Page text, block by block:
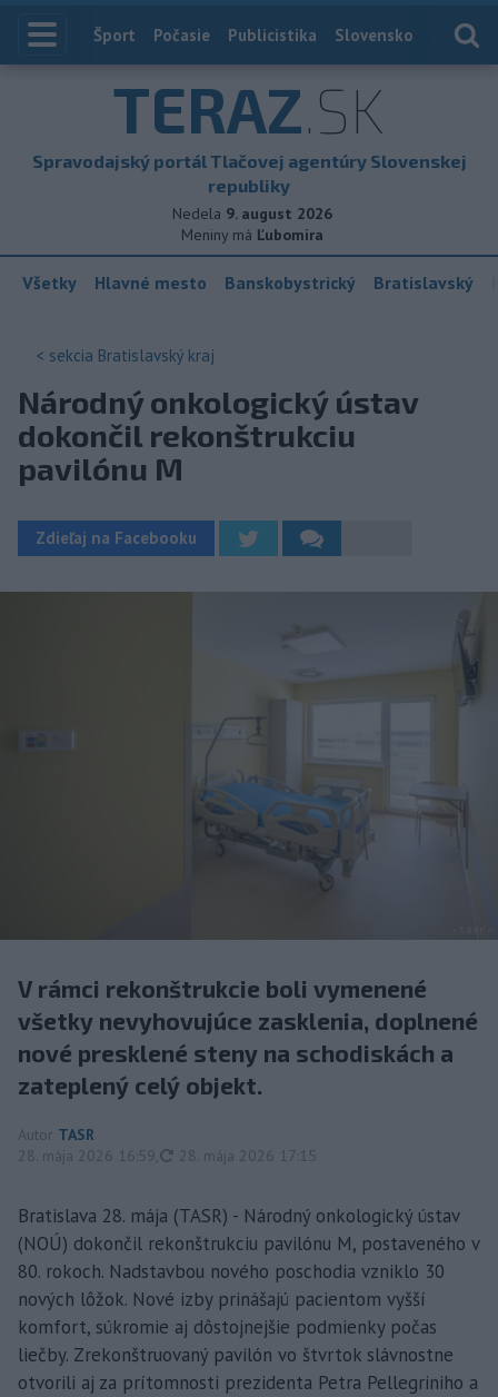
Index
Šport Počasie Publicistika Slovensko
TERAZ.SK
Spravodajský portál Tlačovej agentúry Slovenskej
republiky
Nedela 9. august 2026
Meniny má Ľubomíra
Všetky Hlavné mesto Banskobystrický Bratislavský
< sekcia Bratislavský kraj
Národný onkologický ústav
dokončil rekonštrukciu
pavilónu M
Zdieľaj na Facebooku
V rámci rekonštrukcie boli vymenené
všetky nevyhovujúce zasklenia, doplnené
nové presklené steny na schodiskách a
zateplený celý objekt.
Autor TASR
28. mája 2026 16:59
aktualizované
28. mája 2026 17:15
Bratislava 28. mája (TASR) - Národný onkologický ústav
(NOÚ) dokončil rekonštrukciu pavilónu M, postaveného v
80. rokoch. Nadstavbou nového poschodia vzniklo 30
nových lôžok. Nové izby prinášajú pacientom vyšší
komfort, súkromie aj dôstojnejšie podmienky počas
liečby. Zrekonštruovaný pavilón vo štvrtok slávnostne
otvorili aj za prítomnosti prezidenta Petra Pellegriniho a